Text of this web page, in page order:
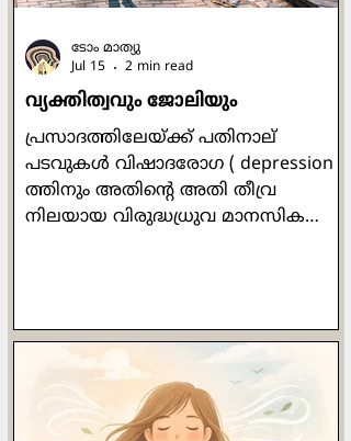
അസ്സീസിയിലെ ഫ്രാന്‍സിസിനോട് ആ
ക്രൂശിതരൂപം ഇപ്ര
വ്യക്തിത്വവും ജോലിയും
പ്രസാദത്തിലേയ്ക്ക് പതിനാല്
പടവുകള്‍ വിഷാദരോഗ ( depression )
ത്തിനും അതിന്‍റെ അതി തീവ്ര
നിലയായ വിരുദ്ധധ്രുവ മാനസിക
mood mapping ) ത്തിന്‍റെ പതിനാലു
ദിവസത്തെ പഠനം
പൂര്‍ത്തിയാക്കിയശേഷം നാം
അനുബന്ധമായി
ടോം മാത്യു
Jul 15
2 min read